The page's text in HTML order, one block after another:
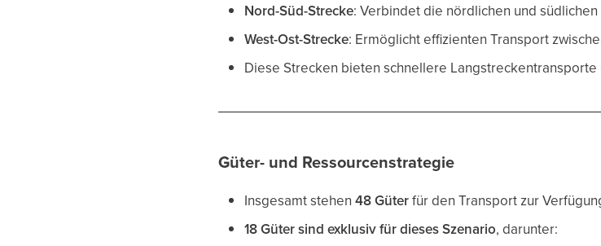
Nord-Süd-Strecke: Verbindet die nördlichen und
West-Ost-Strecke: Ermöglicht effizienten Transport
Diese Strecken bieten schnellere
Güter- und Ressourcenstrategie
Insgesamt stehen48 Güterfür den Transport zur
18 Güter sind exklusiv für dieses Szenario, darunter: